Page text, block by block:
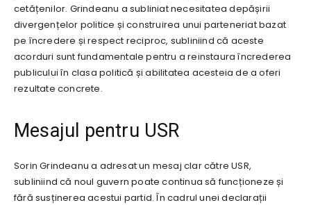
cetățenilor. Grindeanu a subliniat necesitatea depășirii
divergențelor politice și construirea unui parteneriat bazat
pe încredere și respect reciproc, subliniind că aceste
acorduri sunt fundamentale pentru a reinstaura încrederea
publicului în clasa politică și abilitatea acesteia de a oferi
rezultate concrete.
Mesajul pentru USR
Sorin Grindeanu a adresat un mesaj clar către USR,
subliniind că noul guvern poate continua să funcționeze și
fără susținerea acestui partid. În cadrul unei declarații